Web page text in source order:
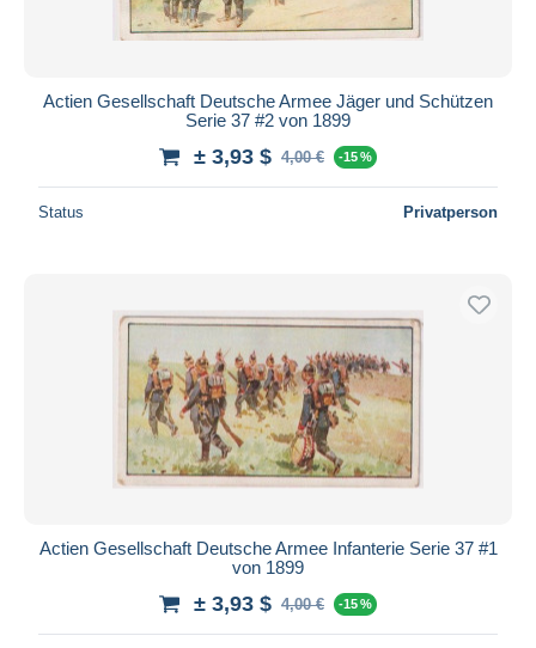
Actien Gesellschaft Deutsche Armee Jäger und Schützen
Serie 37 #2 von 1899
± 3,93 $ 4,00 € -15 %
Status Privatperson
Actien Gesellschaft Deutsche Armee Infanterie Serie 37 #1
von 1899
± 3,93 $ 4,00 € -15 %